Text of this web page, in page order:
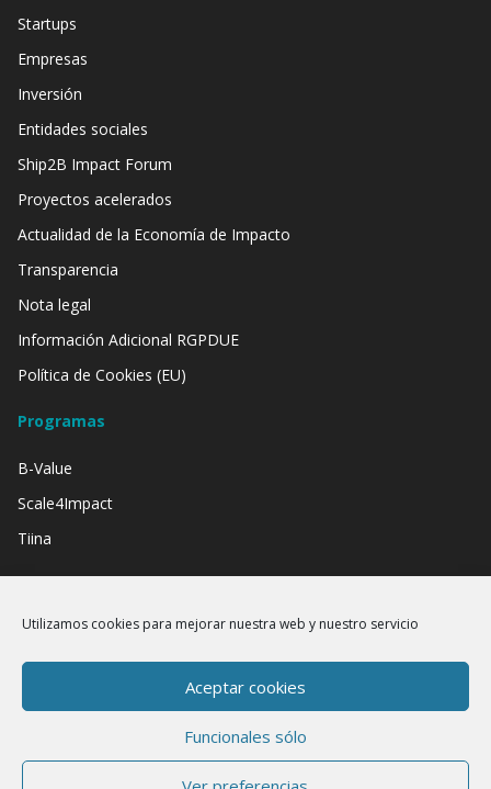
Utilizamos cookies para mejorar nuestra web y nuestro servicio
Aceptar cookies
Funcionales sólo
Startups
Empresas
Inversión
Entidades sociales
Ship2B Impact Forum
Proyectos acelerados
Actualidad de la Economía de Impacto
Transparencia
Nota legal
Información Adicional RGPDUE
Política de Cookies (EU)
Programas
B-Value
Scale4Impact
Tiina